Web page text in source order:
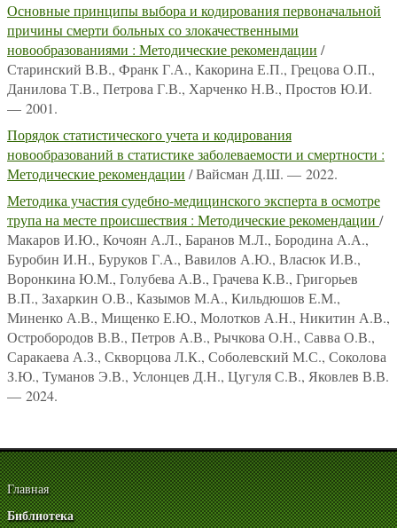
Основные принципы выбора и кодирования первоначальной
причины смерти больных со злокачественными
новообразованиями : Методические рекомендации /
Старинский В.В., Франк Г.А., Какорина Е.П., Грецова О.П.,
Данилова Т.В., Петрова Г.В., Харченко Н.В., Простов Ю.И.
— 2001.
Порядок статистического учета и кодирования
новообразований в статистике заболеваемости и смертности :
Методические рекомендации / Вайсман Д.Ш. — 2022.
Методика участия судебно-медицинского эксперта в осмотре
трупа на месте происшествия : Методические рекомендации /
Макаров И.Ю., Кочоян А.Л., Баранов М.Л., Бородина А.А.,
Буробин И.Н., Буруков Г.А., Вавилов А.Ю., Власюк И.В.,
Воронкина Ю.М., Голубева А.В., Грачева К.В., Григорьев
В.П., Захаркин О.В., Казымов М.А., Кильдюшов Е.М.,
Миненко А.В., Мищенко Е.Ю., Молотков А.Н., Никитин А.В.,
Остробородов В.В., Петров А.В., Рычкова О.Н., Савва О.В.,
Саракаева А.З., Скворцова Л.К., Соболевский М.С., Соколова
З.Ю., Туманов Э.В., Услонцев Д.Н., Цугуля С.В., Яковлев В.В.
— 2024.
Главная
Библиотека